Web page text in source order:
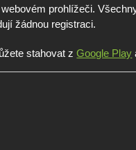
prohlížeči.
žádnou registraci.
stahovat zGoogle Play